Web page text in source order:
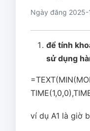
Ngày đăng
để tính
sử dụng
ví dụ A1 là giờ